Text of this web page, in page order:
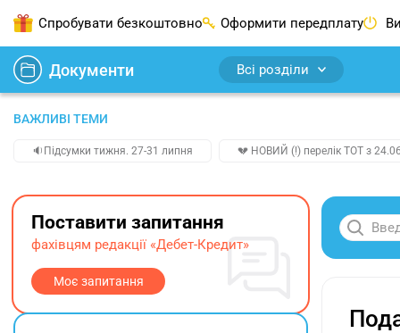
Спробувати безкоштовно Оформити передплату
Документи Всі розділи
ВАЖЛИВІ ТЕМИ
🔉Підсумки тижня. 27-31 липня 💔 НОВИЙ (!) перелік ТОТ з
Поставити запитання
фахівцям редакції «Дебет-Кредит»
Моє запитання